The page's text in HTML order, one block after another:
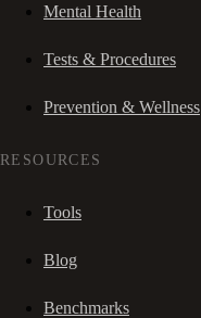
Mental Health
Tests & Procedures
Prevention & Wellness
RESOURCES
Tools
Blog
Benchmarks